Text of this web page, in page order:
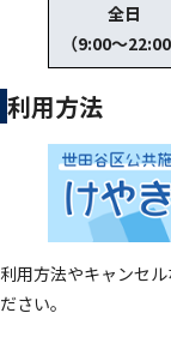
全日
（9:00～22:00
利用方法
利用方法やキャンセ
ださい。